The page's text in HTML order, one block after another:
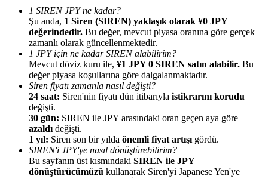
Yönlendirme
Arkadaşını davet et, nakit ödüller kazan
BTC Welcome Rewards
1 SIREN JPY ne kadar?
Şu anda, 1 Siren (SIREN) yaklaşık olarak ¥0 JPY
değerindedir. Bu değer, mevcut piyasa oranına göre gerçek
zamanlı olarak güncellenmektedir.
1 JPY için ne kadar SIREN alabilirim?
Mevcut döviz kuru ile, ¥1 JPY 0 SIREN satın alabilir. Bu
değer piyasa koşullarına göre dalgalanmaktadır.
Siren fiyatı zamanla nasıl değişti?
24 saat: Siren'nin fiyatı dün itibarıyla istikrarını korudu
değişti.
30 gün: SIREN ile JPY arasındaki oran geçen aya göre
azaldı değişti.
1 yıl: Siren son bir yılda önemli fiyat artışı gördü.
SIREN'i JPY'ye nasıl dönüştürebilirim?
Bu sayfanın üst kısmındaki SIREN ile JPY
dönüştürücümüzü kullanarak Siren'yi Japanese Yen'ye